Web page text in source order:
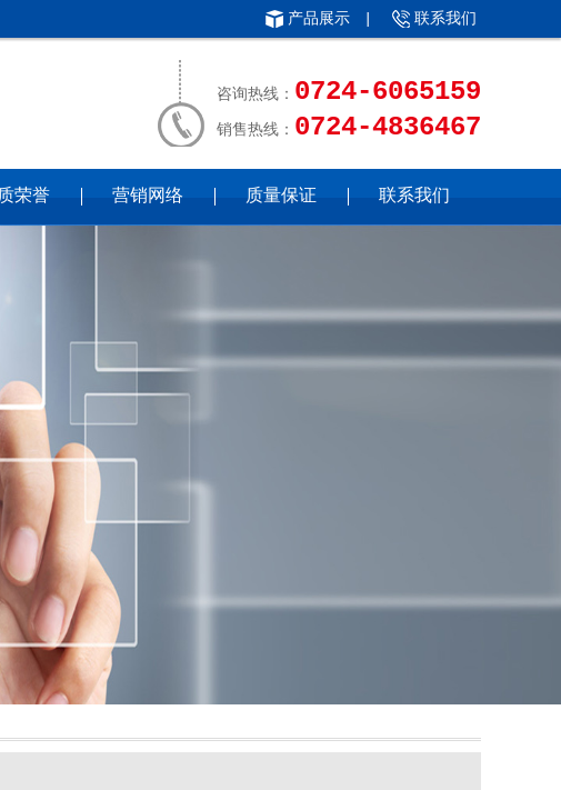
产品展示 联系我们
咨询热线： 0724-6065159
销售热线： 0724-4836467
荣誉 营销网络 质量保证 联系我们